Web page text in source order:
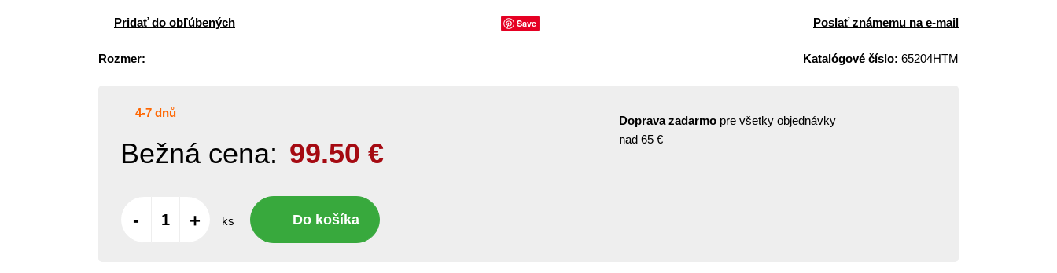
Pridať do obľúbených Save Poslať známemu na e-mail
Rozmer: Katalógové číslo: 65204HTM
4-7 dnů
Bežná cena: 99.50 €
- + ks Do košíka
Doprava zadarmo pre všetky objednávky
nad 65 €